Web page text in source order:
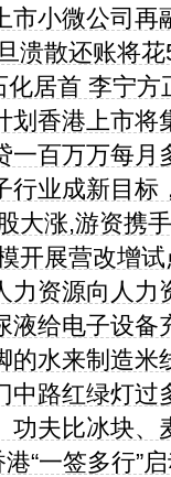
市小微公司再
溃散还账将
居首 李宁方
划香港上市将
一百万万每月
行业成新目标
大涨,游资携
开展营改增试
力资源向人力
液给电子设备
的水来制造米
中路红绿灯过
功夫比冰块、
“一签多行”